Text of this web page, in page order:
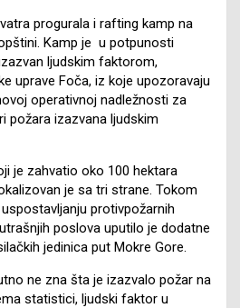
progurala i rafting kamp na
Kamp je u potpunosti
ljudskim faktorom,
uprave Foča, iz koje upozoravaju
operativnoj nadležnosti za
požara izazvana ljudskim
je zahvatio oko 100 hektara
je sa tri strane. Tokom
protivpožarnih
poslova uputilo je dodatne
jedinica put Mokre Gore.
ne zna šta je izazvalo požar na
statistici, ljudski faktor u